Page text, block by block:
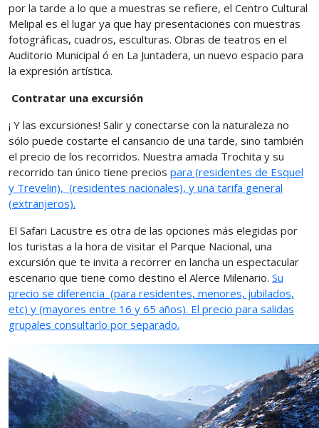
por la tarde a lo que a muestras se refiere, el Centro Cultural
Melipal es el lugar ya que hay presentaciones con muestras
fotográficas, cuadros, esculturas. Obras de teatros en el
Auditorio Municipal ó en La Juntadera, un nuevo espacio para
la expresión artística.
Contratar una excursión
¡ Y las excursiones! Salir y conectarse con la naturaleza no
sólo puede costarte el cansancio de una tarde, sino también
el precio de los recorridos. Nuestra amada Trochita y su
recorrido tan único tiene precios para (residentes de Esquel
y Trevelin), (residentes nacionales), y una tarifa general
(extranjeros).
El Safari Lacustre es otra de las opciones más elegidas por
los turistas a la hora de visitar el Parque Nacional, una
excursión que te invita a recorrer en lancha un espectacular
escenario que tiene como destino el Alerce Milenario. Su
precio se diferencia (para residentes, menores, jubilados,
etc) y (mayores entre 16 y 65 años). El precio para salidas
grupales consultarlo por separado.